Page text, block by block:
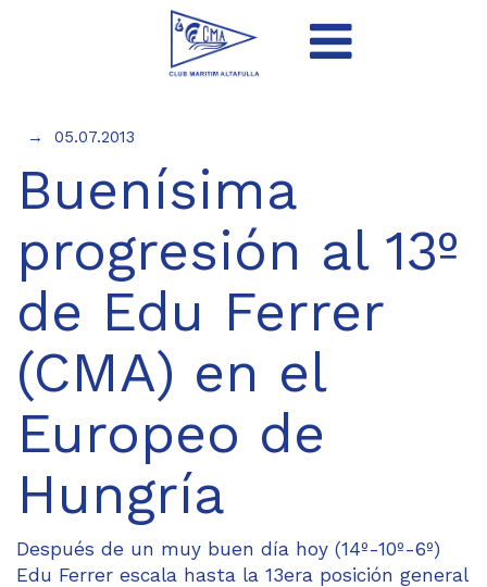
05.07.2013
Buenísima
progresión al 13º
de Edu Ferrer
(CMA) en el
Europeo de
Hungría
Después de un muy buen día hoy (14º-10º-6º)
Edu Ferrer escala hasta la 13era posición general